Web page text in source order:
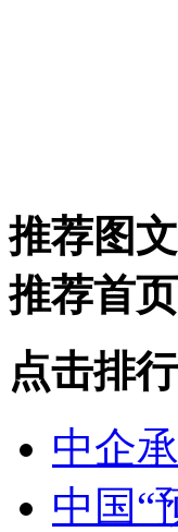
推荐图文
推荐首
点击排行
中企
中国“